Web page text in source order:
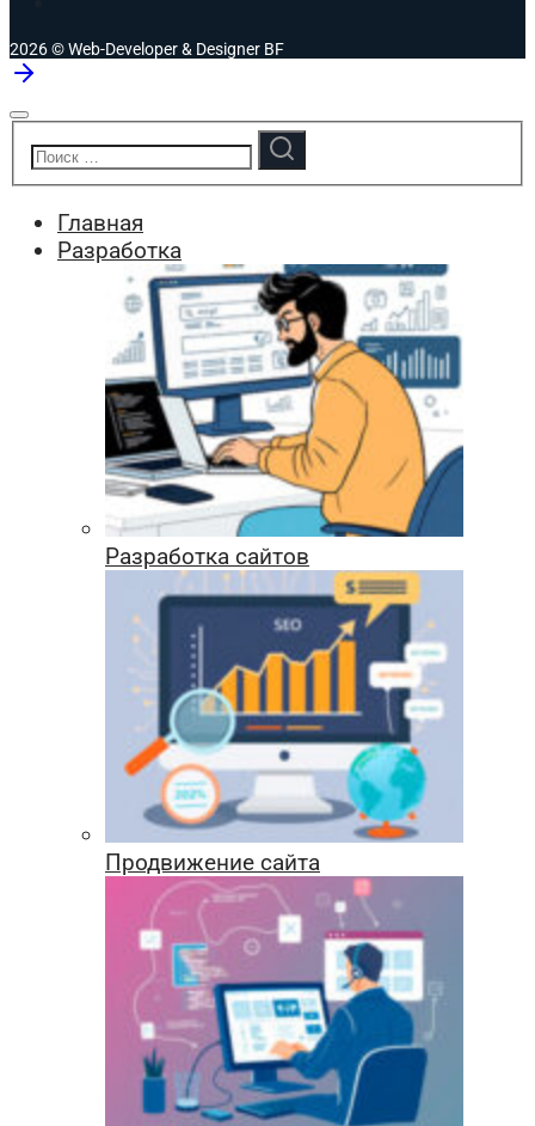
2026 © Web-Developer & Designer BF
Главная
Разработка
Разработка сайтов
Продвижение сайта